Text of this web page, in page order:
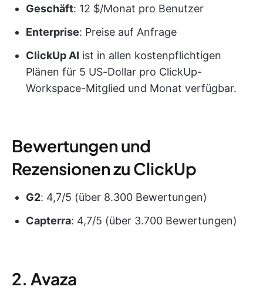
Geschäft: 12 $/Monat pro Benutzer
Enterprise: Preise auf Anfrage
ClickUp AI ist in allen kostenpflichtigen
Plänen für 5 US-Dollar pro ClickUp-
Workspace-Mitglied und Monat verfügbar.
Bewertungen und
Rezensionen zu ClickUp
G2: 4,7/5 (über 8.300 Bewertungen)
Capterra: 4,7/5 (über 3.700 Bewertungen)
2. Avaza